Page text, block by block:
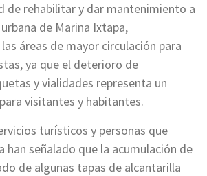
de rehabilitar y dar mantenimiento a
de Marina Ixtapa,
áreas de mayor circulación para
ya que el deterioro de
y vialidades representa un
visitantes y habitantes.
turísticos y personas que
han señalado que la acumulación de
de algunas tapas de alcantarilla